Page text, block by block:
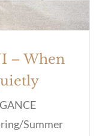
– When
Summer